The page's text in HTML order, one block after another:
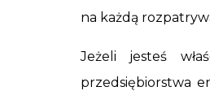
na każdą
Jeżeli jesteś
przedsiębiorstwa